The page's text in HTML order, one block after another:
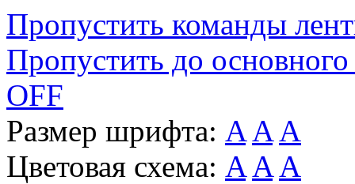
Пропустить команды
Пропустить до основного
OFF
Размер шрифта: A A A
Цветовая схема: A A A